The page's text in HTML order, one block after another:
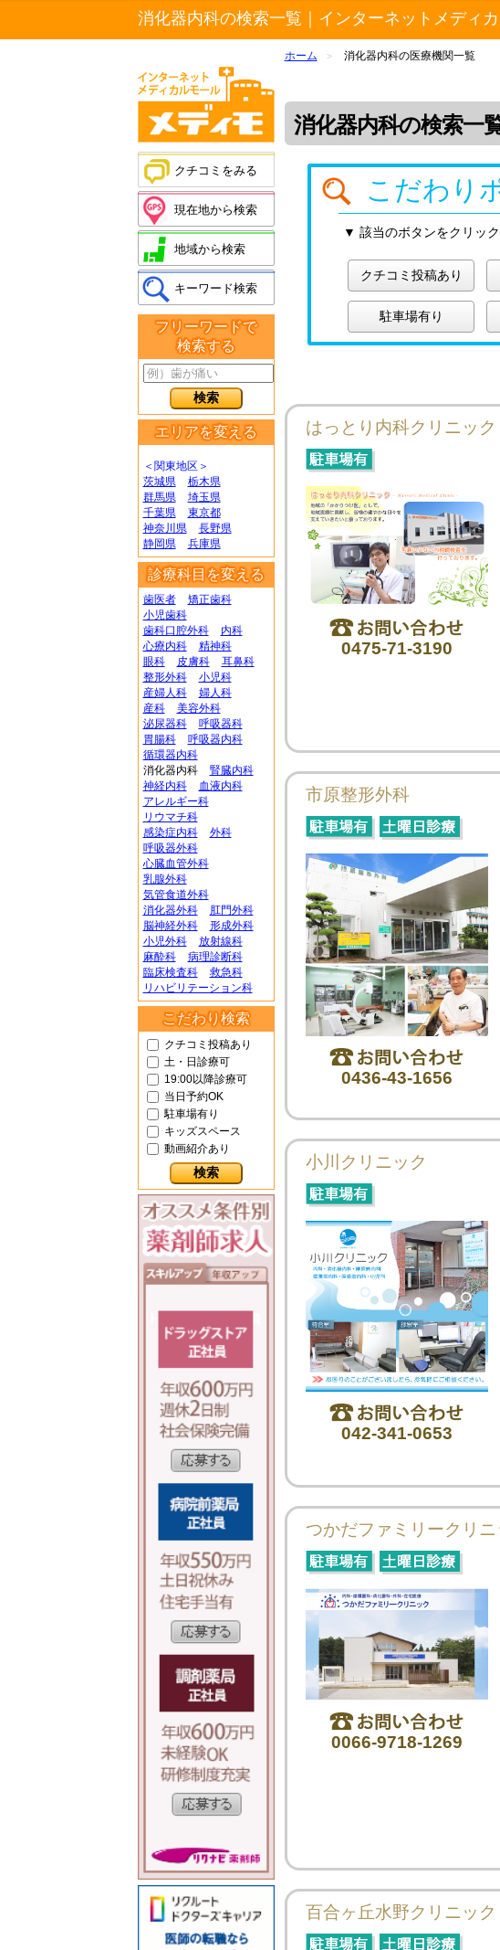
消化器内科の検索一覧｜インターネットメディ
クチコミをみる
現在地から検索
地域から検索
キーワード検索
フリーワードで
検索する
エリアを変える
＜関東地区＞
茨城県
栃木県
群馬県
埼玉県
千葉県
東京都
神奈川県
長野県
静岡県
兵庫県
診療科目を変える
歯医者
矯正歯科
小児歯科
歯科口腔外科
内科
心療内科
精神科
眼科
皮膚科
耳鼻科
整形外科
小児科
産婦人科
婦人科
産科
美容外科
泌尿器科
呼吸器科
胃腸科
呼吸器内科
循環器内科
消化器内科
腎臓内科
神経内科
血液内科
アレルギー科
リウマチ科
感染症内科
外科
呼吸器外科
心臓血管外科
乳腺外科
気管食道外科
消化器外科
肛門外科
脳神経外科
形成外科
小児外科
放射線科
麻酔科
病理診断科
臨床検査科
救急科
リハビリテーション科
こだわり検索
クチコミ投稿あり
土・日診療可
19:00以降診療可
当日予約OK
駐車場有り
キッズスペース
動画紹介あり
ホーム > 消化器内科の医療機関一覧
消化器内科の検索一
こだわり
▼ 該当のボタンをクリック
クチコミ投稿あり
駐車場有り
はっとり内科クリニック
0475-71-3190
市原整形外科
0436-43-1656
小川クリニック
042-341-0653
つかだファミリークリニ
0066-9718-1269
百合ヶ丘水野クリニック